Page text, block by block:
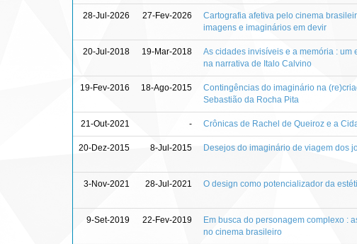
28-Jul-2026 27-Fev-2026
Cartografia afetiva pelo cinema
imagens e imaginários em devir
20-Jul-2018 19-Mar-2018
As cidades invisíveis e a memória :
na narrativa de Italo Calvino
19-Fev-2016 18-Ago-2015
Contingências do imaginário na
Sebastião da Rocha Pita
21-Out-2021 - Crônicas de Rachel de Queiroz e a
20-Dez-2015 8-Jul-2015 Desejos do imaginário de viagem dos
3-Nov-2021 28-Jul-2021 O design como potencializador da
9-Set-2019 22-Fev-2019
Em busca do personagem complexo :
no cinema brasileiro